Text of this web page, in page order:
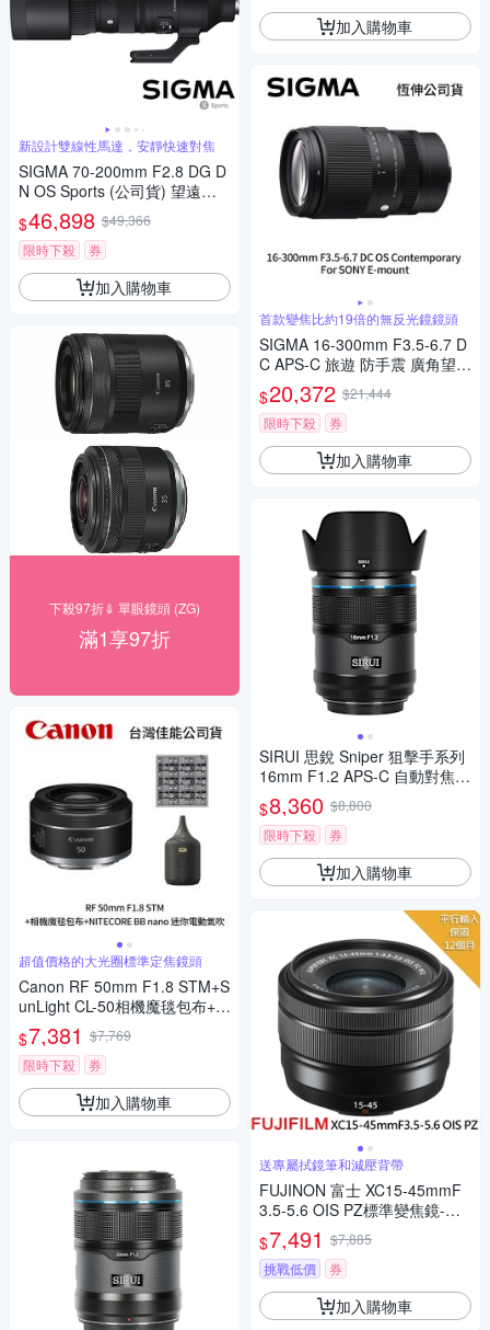
新設計雙線性馬達，安靜快速對焦
SIGMA 70-200mm F2.8 DG D
N OS Sports (公司貨) 望遠變
焦鏡頭 大三元 全片幅無反微單
眼鏡頭
$46,898 $49,366
限時下殺
券
加入購物車
下殺97折⇓ 單眼鏡頭 (ZG)
滿1享97折
超值價格的大光圈標準定焦鏡頭
Canon RF 50mm F1.8 STM+S
unLight CL-50相機魔毯包布+NI
TECORE BB nano 迷你電動氣
吹(公司貨)
$7,381 $7,769
限時下殺
券
加入購物車
加入購物車
首款變焦比約19倍的無反光鏡鏡頭
SIGMA 16-300mm F3.5-6.7 D
C APS-C 旅遊 防手震 廣角望遠
鏡頭 For SONY E-mount (公司
貨)
$20,372 $21,444
限時下殺
券
加入購物車
SIRUI 思銳 Sniper 狙擊手系列
16mm F1.2 APS-C 自動對焦鏡
頭 佛提普拉斯公司貨兩年保固
$8,360 $8,800
限時下殺
券
加入購物車
送專屬拭鏡筆和減壓背帶
FUJINON 富士 XC15-45mmF
3.5-5.6 OIS PZ標準變焦鏡-拆
鏡*(平行輸入)
$7,491 $7,885
挑戰低價
券
加入購物車